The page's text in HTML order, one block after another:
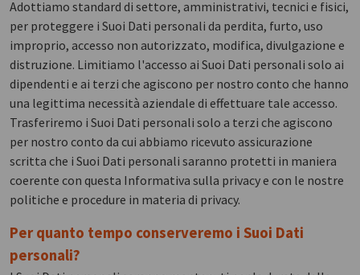
Adottiamo standard di settore, amministrativi, tecnici e fisici,
per proteggere i Suoi Dati personali da perdita, furto, uso
improprio, accesso non autorizzato, modifica, divulgazione e
distruzione. Limitiamo l'accesso ai Suoi Dati personali solo ai
dipendenti e ai terzi che agiscono per nostro conto che hanno
una legittima necessità aziendale di effettuare tale accesso.
Trasferiremo i Suoi Dati personali solo a terzi che agiscono
per nostro conto da cui abbiamo ricevuto assicurazione
scritta che i Suoi Dati personali saranno protetti in maniera
coerente con questa Informativa sulla privacy e con le nostre
politiche e procedure in materia di privacy.
Per quanto tempo conserveremo i Suoi Dati
personali?